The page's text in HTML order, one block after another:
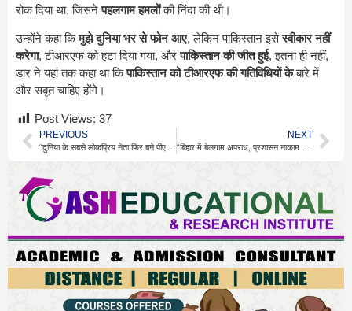
रोक दिया था, जिसनेपहलगाम हमलोंकी निंदा की थी।
उन्होंने कहा किमुझे दुनिया भर से फोन आए, लेकिन पाकिस्तान इसेस्वीकार नहीं
करेगा, टीआरएफ को हटा दिया गया, औरपाकिस्तान की जीत हुई, इतना ही नहीं,
डार ने यहां तक कहा था किपाकिस्तान को टीआरएफ की गतिविधियों केबारे में
और सबूत चाहिए होंगे।
Post Views: 37
PREVIOUS NEXT